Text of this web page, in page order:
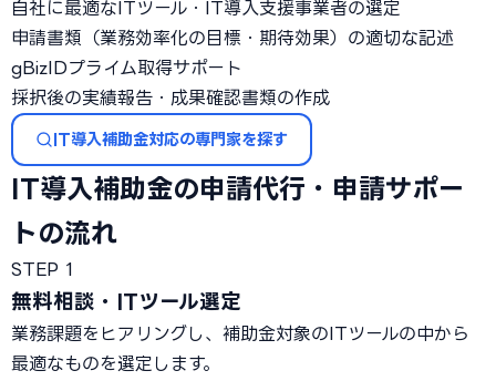
自社に最適なITツール・IT導入支援事業者の選定
申請書類（業務効率化の目標・期待効果）の適切な記述
gBizIDプライム取得サポート
採択後の実績報告・成果確認書類の作成
IT導入補助金対応の専門家を探す
IT導入補助金の申請代行・申請サポー
トの流れ
STEP 1
無料相談・ITツール選定
業務課題をヒアリングし、補助金対象のITツールの中から
最適なものを選定します。